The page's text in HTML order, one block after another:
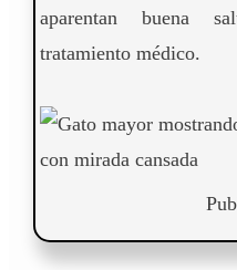
aparentan buena
tratamiento médico.